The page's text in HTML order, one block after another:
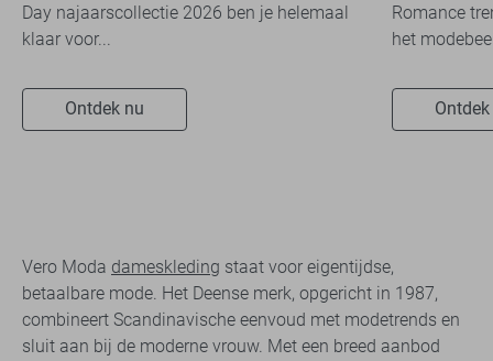
Day najaarscollectie 2026 ben je helemaal
klaar voor...
Ontdek nu
Romance
het
Vero Moda dameskleding staat voor eigentijdse,
betaalbare mode. Het Deense merk, opgericht in 1987,
combineert Scandinavische eenvoud met modetrends en
sluit aan bij de moderne vrouw. Met een breed aanbod